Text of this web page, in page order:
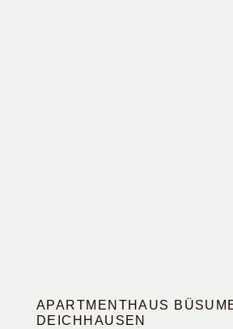
APARTMENTHAUS
DEICHHAUSEN